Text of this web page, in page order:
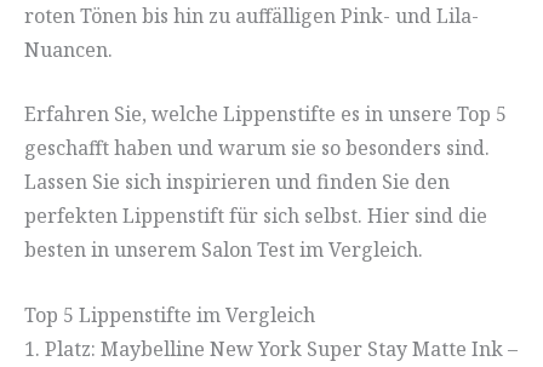
roten Tönen bis hin zu auffälligen Pink- und Lila-
Nuancen.
Erfahren Sie, welche Lippenstifte es in unsere Top 5
geschafft haben und warum sie so besonders sind.
Lassen Sie sich inspirieren und finden Sie den
perfekten Lippenstift für sich selbst. Hier sind die
besten in unserem Salon Test im Vergleich.
Top 5 Lippenstifte im Vergleich
1. Platz: Maybelline New York Super Stay Matte Ink –